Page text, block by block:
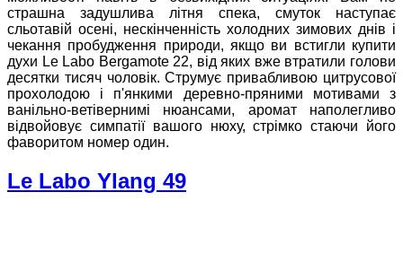
страшна задушлива літня спека, смуток наступає
сльотавій осені, нескінченність холодних зимових днів і
чекання пробудження природи, якщо ви встигли купити
духи Le Labo Bergamote 22, від яких вже втратили голови
десятки тисяч чоловік. Струмує привабливою цитрусової
прохолодою і п'янкими деревно-пряними мотивами з
ванільно-ветівернимі нюансами, аромат наполегливо
відвойовує симпатії вашого нюху, стрімко стаючи його
фаворитом номер один.
Le Labo Ylang 49